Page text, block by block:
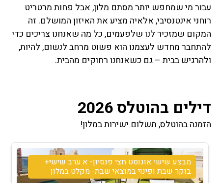
עבור מי שמחפש יותר מסתם מלון, אבל פחות מרטריט
רוחני אינטנסיבי, אלאיה מציע את האיזון המושלם. זה
המקום שמזכיר לנו שלפעמים, כל מה שאנחנו צריכים כדי
להתחבר מחדש לעצמנו הוא פשוט מרחב לנשום, להיות,
ולהרגיש בבית – גם כשאנחנו רחוקים מהבית.
דילים בהוטלס 2026
הזמנה בהוטלס, תשלום ישירות במלון!
מבצע שישי אוגוסט חצי פנסיון- א.ערב שישי+
בוקר שבת ופינוי במוצאי שבת- מקלט במלון